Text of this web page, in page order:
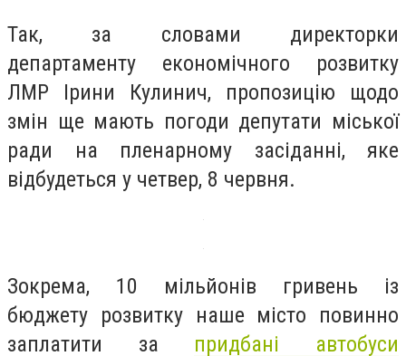
Так, за словами директорки
департаменту економічного розвитку
ЛМР Ірини Кулинич, пропозицію щодо
змін ще мають погоди депутати міської
ради на пленарному засіданні, яке
відбудеться у четвер, 8 червня.
Зокрема, 10 мільйонів гривень із
бюджету розвитку наше місто повинно
заплатити за придбані автобуси